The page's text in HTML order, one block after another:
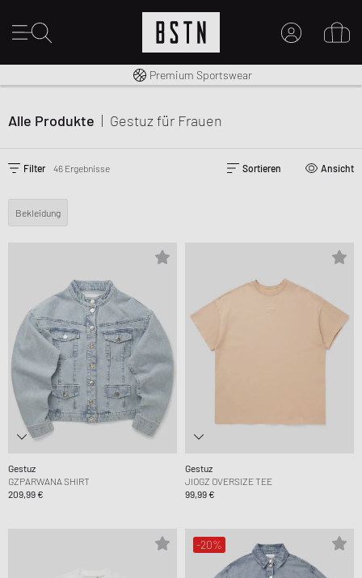
EINEN ACCOUNT ERSTELLEN
Kostenloser Versand nach DE ab € 70
Premium Sportswear
14 Tage Rückgaberecht
Alle Produkte | Gestuzfür Frauen
Filter 46 Ergebnisse Sortieren Ansicht
Bekleidung
Gestuz
GZPARWANA SHIRT
209,99 €
Gestuz
JIOGZ OVERSIZE TEE
99,99 €
-20%